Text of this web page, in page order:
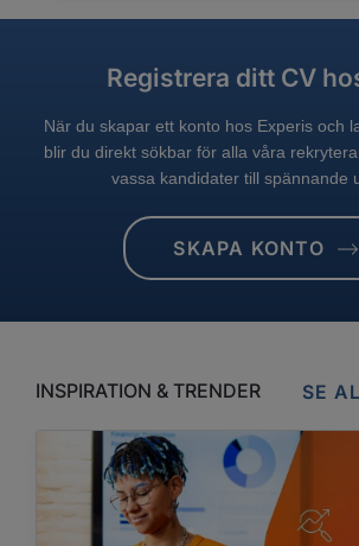
Registrera ditt CV
När du skapar ett konto hos Experis och
blir du direkt sökbar för alla våra
vassa kandidater till spännande
SKAPA KONTO
INSPIRATION & TRENDER SE